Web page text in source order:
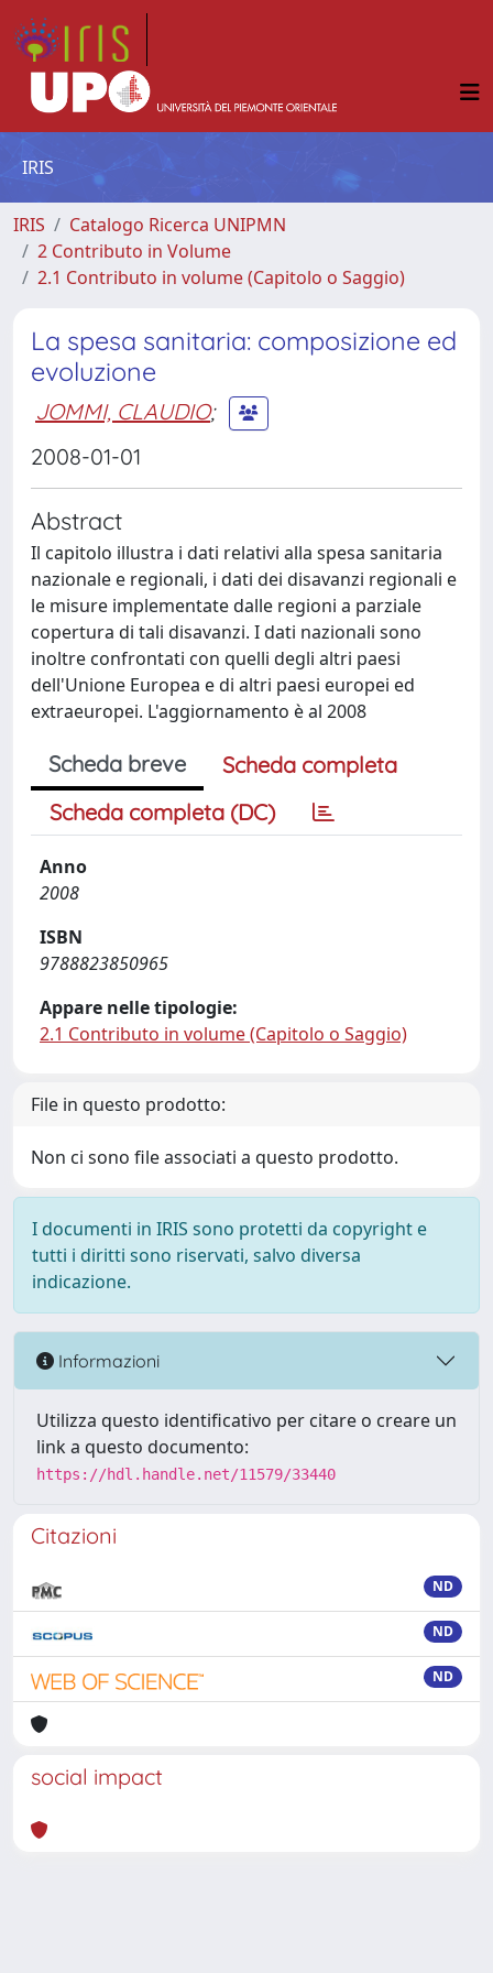
IRIS
IRIS
Catalogo Ricerca UNIPMN
2 Contributo in Volume
2.1 Contributo in volume (Capitolo o Saggio)
La spesa sanitaria: composizione ed
evoluzione
JOMMI, CLAUDIO;
2008-01-01
Abstract
Il capitolo illustra i dati relativi alla spesa sanitaria
nazionale e regionali, i dati dei disavanzi regionali e
le misure implementate dalle regioni a parziale
copertura di tali disavanzi. I dati nazionali sono
inoltre confrontati con quelli degli altri paesi
dell'Unione Europea e di altri paesi europei ed
extraeuropei. L'aggiornamento è al 2008
Scheda breve
Scheda completa
Scheda completa (DC)
Anno
2008
ISBN
9788823850965
Appare nelle tipologie:
2.1 Contributo in volume (Capitolo o Saggio)
File in questo prodotto:
Non ci sono file associati a questo prodotto.
I documenti in IRIS sono protetti da copyright e
tutti i diritti sono riservati, salvo diversa
indicazione.
Informazioni
Utilizza questo identificativo per citare o creare un
link a questo documento:
https://hdl.handle.net/11579/33440
Citazioni
ND
ND
ND
social impact